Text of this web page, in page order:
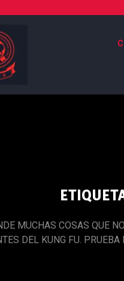
MUCHAS COSAS QUE
DEL KUNG FU.